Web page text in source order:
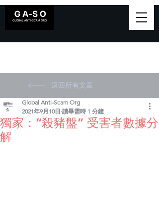
返回所有文章
獨家：“殺豬盤” 受害者數據分
解
Global Anti-Scam Org
2021年9月10日 讀畢需時 1 分鐘